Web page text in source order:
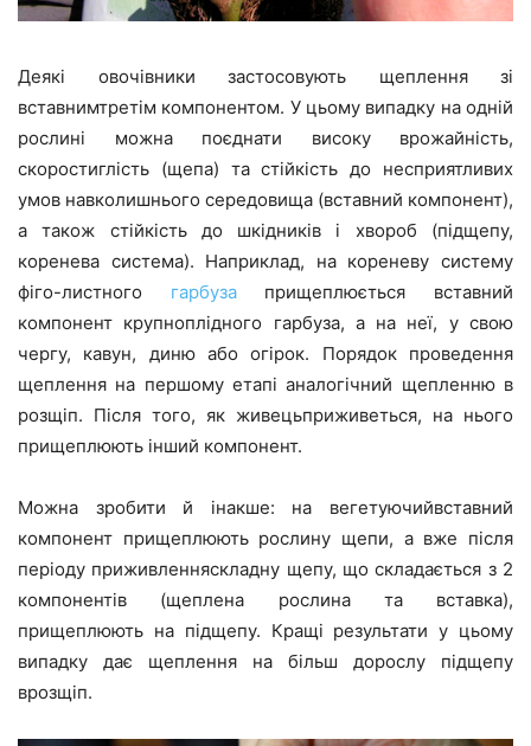
Деякі овочівники застосовують щеплення зі
вставнимтретім компонентом. У цьому випадку на одній
рослині можна поєднати високу врожайність,
скоростиглість (щепа) та стійкість до несприятливих
умов навколишнього середовища (вставний компонент),
а також стійкість до шкідників і хвороб (підщепу,
коренева система). Наприклад, на кореневу систему
фіго-листного гарбузаприщеплюється вставний
компонент крупноплідного гарбуза, а на неї, у свою
чергу, кавун, диню або огірок. Порядок проведення
щеплення на першому етапі аналогічний щепленню в
розщіп. Після того, як живецьприживеться, на нього
прищеплюють інший компонент.
Можна зробити й інакше: на вегетуючийвставний
компонент прищеплюють рослину щепи, а вже після
періоду приживленняскладну щепу, що складається з 2
компонентів (щеплена рослина та вставка),
прищеплюють на підщепу. Кращі результати у цьому
випадку дає щеплення на більш дорослу підщепу
врозщіп.